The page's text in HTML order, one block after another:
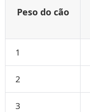
Peso do cão
1
2
3